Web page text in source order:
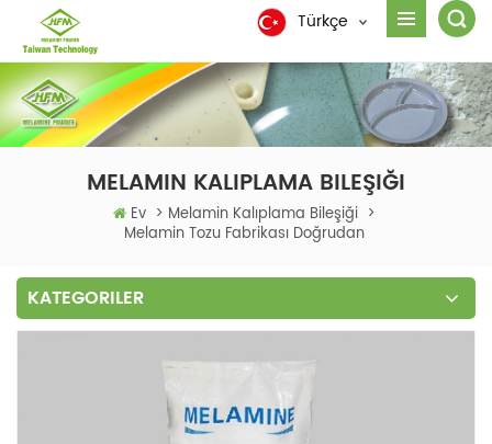
Türkçe
MELAMIN KALIPLAMA BILEŞIĞI
Ev > Melamin Kalıplama Bileşiği >
Melamin Tozu Fabrikası Doğrudan
KATEGORILER